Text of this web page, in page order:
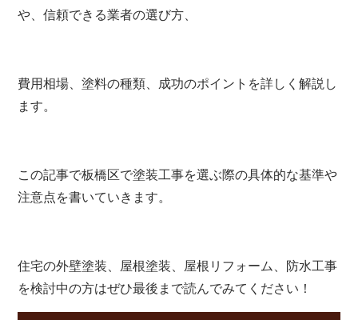
や、信頼できる業者の選び方、
費用相場、塗料の種類、成功のポイントを詳しく解説し
ます。
この記事で板橋区で塗装工事を選ぶ際の具体的な基準や
注意点を書いていきます。
住宅の外壁塗装、屋根塗装、屋根リフォーム、防水工事
を検討中の方はぜひ最後まで読んでみてください！